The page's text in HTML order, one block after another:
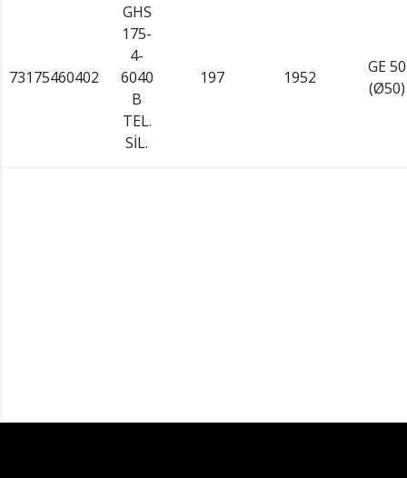
73175460402
GHS
175-
4-
6040
B
TEL.
SİL.
197 1952
GE 50
(Ø50)